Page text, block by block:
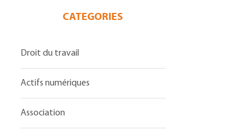
CATEGORIES
Droit du travail
Actifs numériques
Association